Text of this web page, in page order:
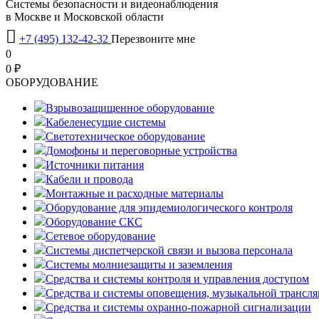
Системы безопасности и видеонаблюдения
в Москве и Московской области
 +7 (495) 132-42-32 Перезвоните мне
0
0 ₽
OБОРУДОВАНИЕ
Взрывозащищенное оборудование
Кабеленесущие системы
Светотехническое оборудование
Домофоны и переговорные устройства
Источники питания
Кабели и провода
Монтажные и расходные материалы
Оборудование для эпидемиологического контроля
Оборудование СКС
Сетевое оборудование
Системы диспетчерской связи и вызова персонала
Системы молниезащиты и заземления
Средства и системы контроля и управления доступом
Средства и системы оповещения, музыкальной
Средства и системы охранно-пожарной сигнализации